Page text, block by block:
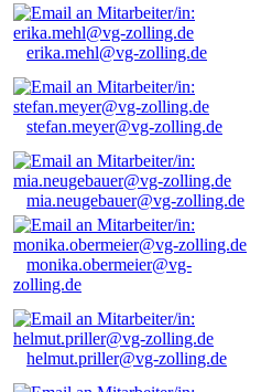
erika.mehl@vg-zolling.de
stefan.meyer@vg-zolling.de
mia.neugebauer@vg-zolling.de
monika.obermeier@vg-
zolling.de
helmut.priller@vg-zolling.de